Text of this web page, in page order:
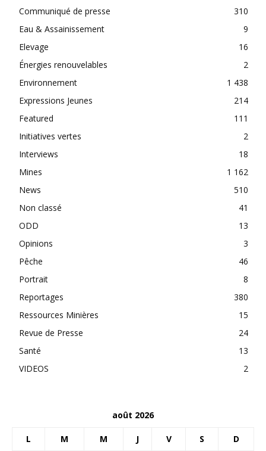
Communiqué de presse
310
Eau & Assainissement
9
Elevage
16
Énergies renouvelables
2
Environnement
1 438
Expressions Jeunes
214
Featured
111
Initiatives vertes
2
Interviews
18
Mines
1 162
News
510
Non classé
41
ODD
13
Opinions
3
Pêche
46
Portrait
8
Reportages
380
Ressources Minières
15
Revue de Presse
24
Santé
13
VIDEOS
2
août 2026
L M M J V S D